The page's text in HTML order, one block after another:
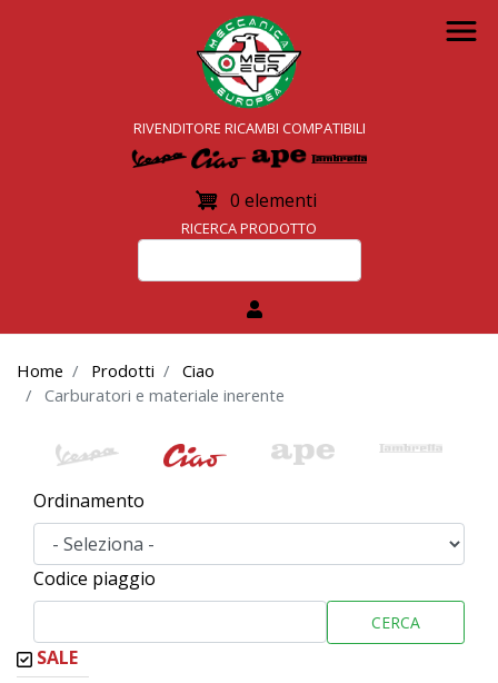
Salta
al
contenuto
principale
RIVENDITORE RICAMBI COMPATIBILI
0 elementi
RICERCA PRODOTTO
Home Prodotti
Ciao
Carburatori e materiale inerente
Ordinamento
Codice piaggio
CERCA
SALE